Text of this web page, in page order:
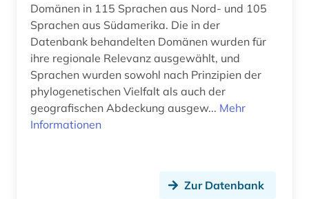
Domänen in 115 Sprachen aus Nord- und 105
Sprachen aus Südamerika. Die in der
Datenbank behandelten Domänen wurden für
ihre regionale Relevanz ausgewählt, und
Sprachen wurden sowohl nach Prinzipien der
phylogenetischen Vielfalt als auch der
geografischen Abdeckung ausgew... Mehr
Informationen
Zur Datenbank